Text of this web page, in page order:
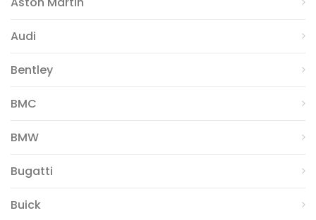
Audi
Bentley
BMC
BMW
Bugatti
Buick